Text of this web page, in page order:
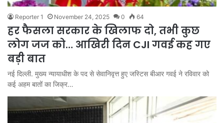
Reporter 1 November 24, 2025 0 64
हर फैसला सरकार के खिलाफ दो, तभी कुछ
लोग जज को… आखिरी दिन CJI गवई कह गए
बड़ी बात
नई दिल्ली. मुख्य न्यायाधीश के पद से सेवानिवृत्त हुए जस्टिस बीआर गवई ने रविवार को
कई अहम बातों का जिक्र…